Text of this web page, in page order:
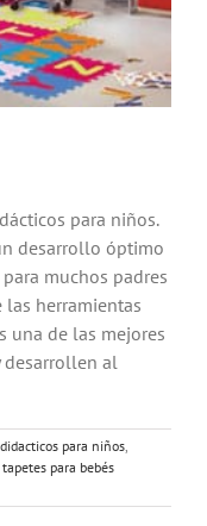
para niños.
desarrollo óptimo
muchos padres
herramientas
una de las mejores
al
para niños
tapetes para bebés